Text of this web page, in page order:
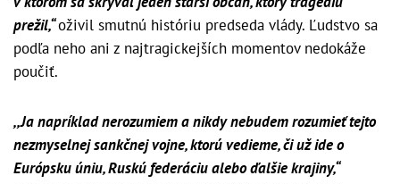
prežil,“oživil smutnú históriu predseda vlády. Ľudstvo sa
podľa neho ani z najtragickejších momentov nedokáže
poučiť.
,,Ja napríklad nerozumiem a nikdy nebudem rozumieť tejto
nezmyselnej sankčnej vojne, ktorú vedieme, či už ide o
Európsku úniu, Ruskú federáciu alebo ďalšie krajiny,“